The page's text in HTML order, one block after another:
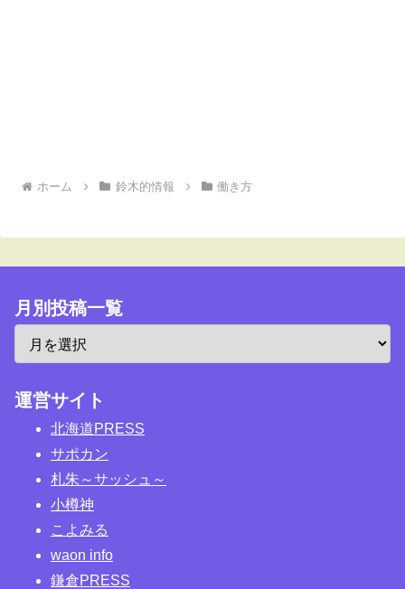
ホーム 鈴木的情報 働き方
月別投稿一覧
運営サイト
北海道PRESS
サポカン
札朱～サッシュ～
小樽神
こよみる
waon info
鎌倉PRESS